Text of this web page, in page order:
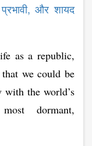
,और शायद
as a republic,
we could be
with the world’s
dormant,